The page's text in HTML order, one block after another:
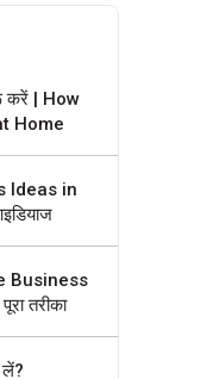
करें | How
Home
Ideas in
Business
तरीका
लें?